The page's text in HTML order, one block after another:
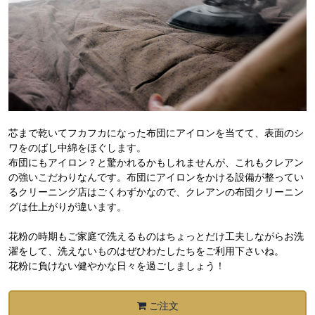
芯まで乾いてフカフカになった布団にアイロンを当てて、表面のシ
ワをのばし中綿をほぐします。
布団にもアイロン？と驚かれるかもしれませんが、これもクレアン
の強いこだわりなんです。布団にアイロンをかける設備が整ってい
るクリーニング店はごくわずかなので、クレアンの布団クリーニン
グは仕上がりが違います。
花粉の時期もご家庭で洗えるものはちょっとだけ工夫しながらお洗
濯をして、洗えないものはぜひわたしたちをご利用下さいね。
花粉に負けない健やかな日々を過ごしましょう！
ご注文